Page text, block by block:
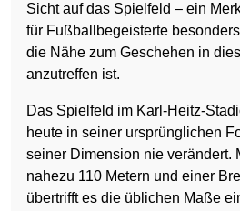
Sicht auf das Spielfeld – ein
für Fußballbegeisterte
die Nähe zum Geschehen in
anzutreffen ist.
Das Spielfeld im Karl-Heitz-
heute in seiner ursprünglichen
seiner Dimension nie verändert.
nahezu 110 Metern und einer
übertrifft es die üblichen Maße